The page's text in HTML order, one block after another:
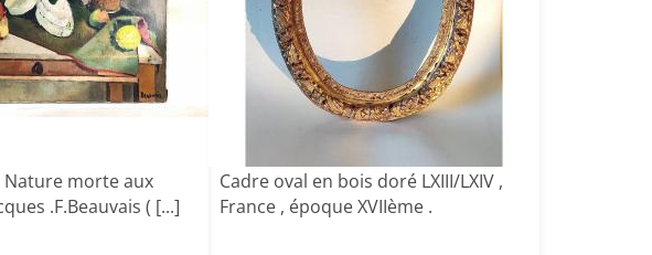
Nature morte aux
.F.Beauvais ( [...]
Cadre oval en bois doré LXIII/LXIV ,
France , époque XVIIème .